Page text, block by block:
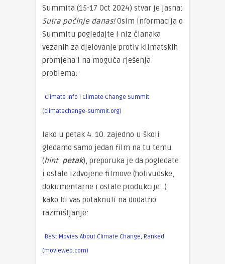
Summita (15-17 Oct 2024) stvar je jasna:
Sutra počinje danas!Osim informacija o
Summitu pogledajte i niz članaka
vezanih za djelovanje protiv klimatskih
promjena i na moguća rješenja
problema:
Climate Info | Climate Change Summit
(climatechange-summit.org)
Iako u petak 4. 10. zajedno u školi
gledamo samo jedan film na tu temu
(hint: petak), preporuka je da pogledate
i ostale izdvojene filmove (holivudske,
dokumentarne i ostale produkcije…)
kako bi vas potaknuli na dodatno
razmišljanje:
Best Movies About Climate Change, Ranked
(movieweb.com)